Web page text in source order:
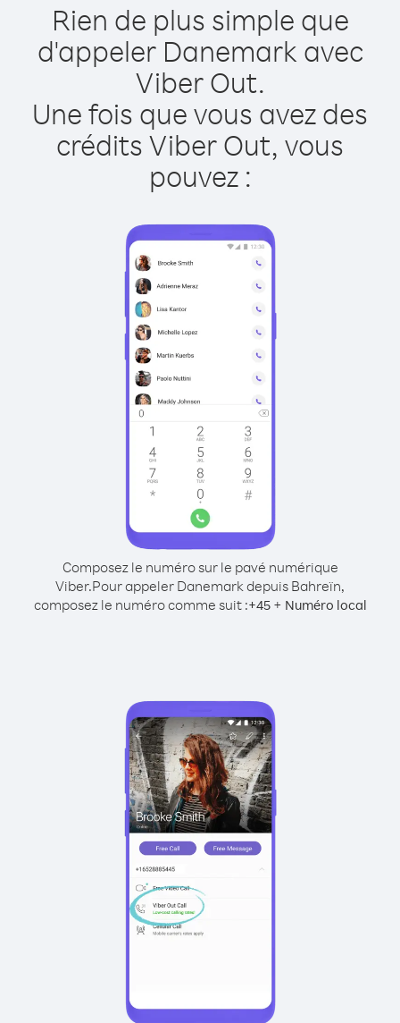
Rien de plus simple que
d'appeler Danemark avec
Viber Out.
Une fois que vous avez des
crédits Viber Out, vous
pouvez :
Composez le numéro sur le pavé numérique
Viber.Pour appeler Danemark depuis Bahreïn,
composez le numéro comme suit :+45+ Numéro local